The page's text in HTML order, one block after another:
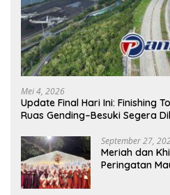
Mei 4, 2026
Update Final Hari Ini: Finishing
Ruas Gending–Besuki Segera
September 27,
Meriah dan
Peringatan